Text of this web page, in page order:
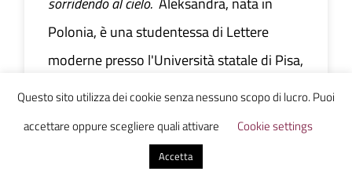
Polonia, è una studentessa di Lettere
moderne presso l'Università statale di Pisa,
che tende ad avere dei picchi di cinismo e
follia, quando poggia la penna sulla
Lasciate ogne speranza o voi ch'intrate.
Questo sito utilizza dei cookie senza nessuno scopo di lucro. Puoi
accettare oppure scegliere quali attivare
Cookie settings
Accetta